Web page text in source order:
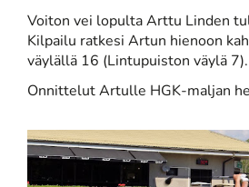
Voiton vei lopulta Arttu Linden
Kilpailu ratkesi Artun hienoon
väylällä 16 (Lintupuiston väylä 7).
Onnittelut Artulle HGK-maljan